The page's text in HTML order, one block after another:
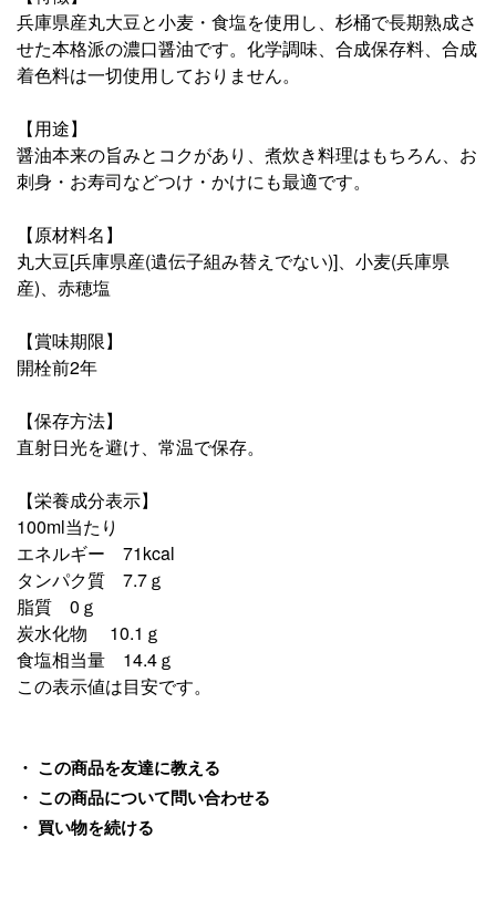
兵庫県産丸大豆と小麦・食塩を使用し、杉桶で長期熟成さ
せた本格派の濃口醤油です。化学調味、合成保存料、合成
着色料は一切使用しておりません。
【用途】
醤油本来の旨みとコクがあり、煮炊き料理はもちろん、お
刺身・お寿司などつけ・かけにも最適です。
【原材料名】
丸大豆[兵庫県産(遺伝子組み替えでない)]、小麦(兵庫県
産)、赤穂塩
【賞味期限】
開栓前2年
【保存方法】
直射日光を避け、常温で保存。
【栄養成分表示】
100ml当たり
エネルギー 71kcal
タンパク質 7.7ｇ
脂質 0ｇ
炭水化物 10.1ｇ
食塩相当量 14.4ｇ
この表示値は目安です。
この商品を友達に教える
この商品について問い合わせる
買い物を続ける